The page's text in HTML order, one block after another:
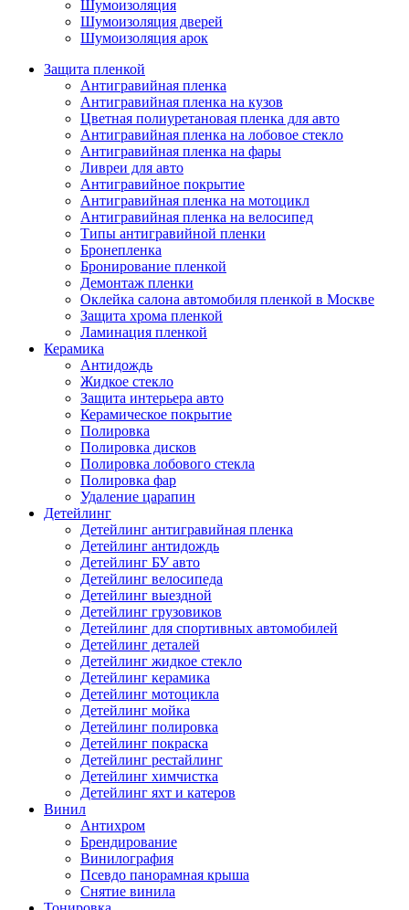
Шумоизоляция
Шумоизоляция дверей
Шумоизоляция арок
Защита пленкой
Антигравийная пленка
Антигравийная пленка на кузов
Цветная полиуретановая пленка для авто
Антигравийная пленка на лобовое стекло
Антигравийная пленка на фары
Ливреи для авто
Антигравийное покрытие
Антигравийная пленка на мотоцикл
Антигравийная пленка на велосипед
Типы антигравийной пленки
Бронепленка
Бронирование пленкой
Демонтаж пленки
Оклейка салона автомобиля пленкой в Москве
Защита хрома пленкой
Ламинация пленкой
Керамика
Антидождь
Жидкое стекло
Защита интерьера авто
Керамическое покрытие
Полировка
Полировка дисков
Полировка лобового стекла
Полировка фар
Удаление царапин
Детейлинг
Детейлинг антигравийная пленка
Детейлинг антидождь
Детейлинг БУ авто
Детейлинг велосипеда
Детейлинг выездной
Детейлинг грузовиков
Детейлинг для спортивных автомобилей
Детейлинг деталей
Детейлинг жидкое стекло
Детейлинг керамика
Детейлинг мотоцикла
Детейлинг мойка
Детейлинг полировка
Детейлинг покраска
Детейлинг рестайлинг
Детейлинг химчистка
Детейлинг яхт и катеров
Винил
Антихром
Брендирование
Винилография
Псевдо панорамная крыша
Снятие винила